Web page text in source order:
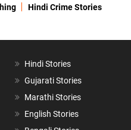
Hindi Crime Stories
Hindi Stories
Gujarati Stories
Marathi Stories
English Stories